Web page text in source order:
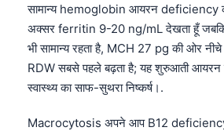
सामान्य hemoglobin आयरन deficiency
अक्सर ferritin 9-20 ng/mL देखता हूँ
भी सामान्य रहता है, MCH 27 pg की ओर
RDW सबसे पहले बढ़ता है; यह शुरुआती आयरन
स्वास्थ्य का साफ-सुथरा निष्कर्ष।.
Macrocytosis अपने आप B12
日本語
Čeština
ქართული
Русский
Lietuvių kalba